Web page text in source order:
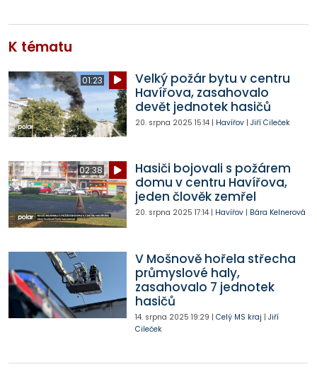
K tématu
01:23
Velký požár bytu v centru
Havířova, zasahovalo
devět jednotek hasičů
20. srpna 2025 15:14| Havířov| Jiří Cileček
02:38
Hasiči bojovali s požárem
domu v centru Havířova,
jeden člověk zemřel
20. srpna 2025 17:14| Havířov| Bára Kelnerová
V Mošnově hořela střecha
průmyslové haly,
zasahovalo 7 jednotek
hasičů
14. srpna 2025 19:29 | Celý MS kraj | Jiří
Cileček